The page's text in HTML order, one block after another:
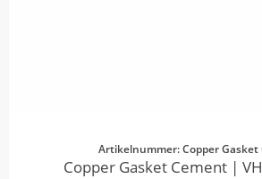
Artikelnummer: Copper Gasket
Copper Gasket Cement |